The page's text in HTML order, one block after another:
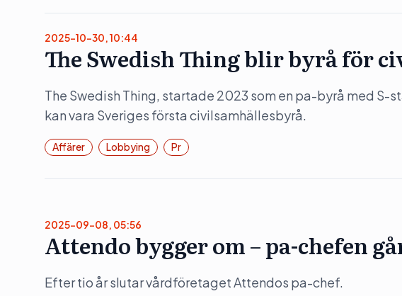
2025-10-30, 10:44
The Swedish Thing blir byrå för
The Swedish Thing, startade 2023 som en pa-byrå med S-
kan vara Sveriges första civilsamhällesbyrå.
Affärer Lobbying Pr
2025-09-08, 05:56
Attendo bygger om – pa-chefen
Efter tio år slutar vårdföretaget Attendos pa-chef.